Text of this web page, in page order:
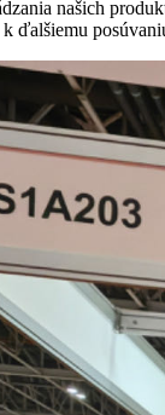
našich
ďalšiemu